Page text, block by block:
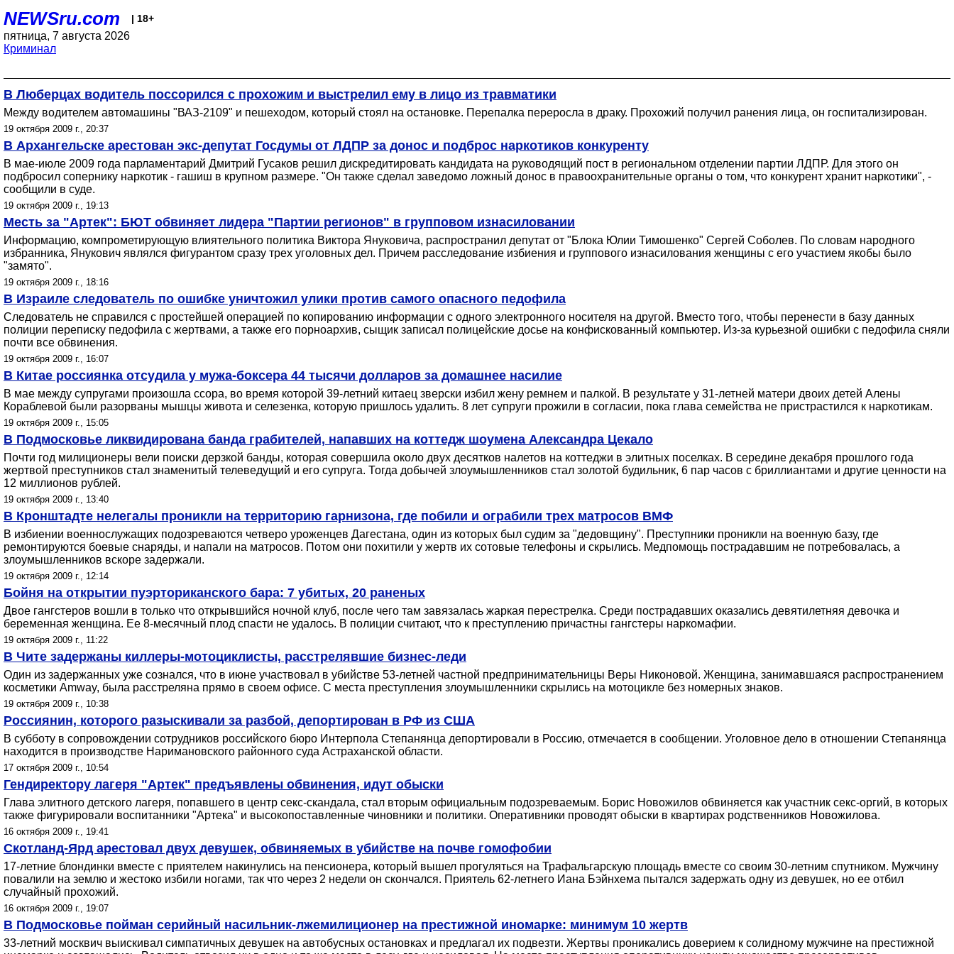
NEWSru.com | 18+
пятница, 7 августа 2026
Криминал
В Люберцах водитель поссорился с прохожим и выстрелил ему в лицо из травматики
Между водителем автомашины "ВАЗ-2109" и пешеходом, который стоял на остановке. Перепалка переросла в драку. Прохожий получил ранения лица, он госпитализирован.
19 октября 2009 г., 20:37
В Архангельске арестован экс-депутат Госдумы от ЛДПР за донос и подброс наркотиков конкуренту
В мае-июле 2009 года парламентарий Дмитрий Гусаков решил дискредитировать кандидата на руководящий пост в региональном отделении партии ЛДПР. Для этого он
подбросил сопернику наркотик - гашиш в крупном размере. "Он также сделал заведомо ложный донос в правоохранительные органы о том, что конкурент хранит наркотики", -
сообщили в суде.
19 октября 2009 г., 19:13
Месть за "Артек": БЮТ обвиняет лидера "Партии регионов" в групповом изнасиловании
Информацию, компрометирующую влиятельного политика Виктора Януковича, распространил депутат от "Блока Юлии Тимошенко" Сергей Соболев. По словам народного
избранника, Янукович являлся фигурантом сразу трех уголовных дел. Причем расследование избиения и группового изнасилования женщины с его участием якобы было
"замято".
19 октября 2009 г., 18:16
В Израиле следователь по ошибке уничтожил улики против самого опасного педофила
Следователь не справился с простейшей операцией по копированию информации с одного электронного носителя на другой. Вместо того, чтобы перенести в базу данных
полиции переписку педофила с жертвами, а также его порноархив, сыщик записал полицейские досье на конфискованный компьютер. Из-за курьезной ошибки с педофила сняли
почти все обвинения.
19 октября 2009 г., 16:07
В Китае россиянка отсудила у мужа-боксера 44 тысячи долларов за домашнее насилие
В мае между супругами произошла ссора, во время которой 39-летний китаец зверски избил жену ремнем и палкой. В результате у 31-летней матери двоих детей Алены
Кораблевой были разорваны мышцы живота и селезенка, которую пришлось удалить. 8 лет супруги прожили в согласии, пока глава семейства не пристрастился к наркотикам.
19 октября 2009 г., 15:05
В Подмосковье ликвидирована банда грабителей, напавших на коттедж шоумена Александра Цекало
Почти год милиционеры вели поиски дерзкой банды, которая совершила около двух десятков налетов на коттеджи в элитных поселках. В середине декабря прошлого года
жертвой преступников стал знаменитый телеведущий и его супруга. Тогда добычей злоумышленников стал золотой будильник, 6 пар часов с бриллиантами и другие ценности на
12 миллионов рублей.
19 октября 2009 г., 13:40
В Кронштадте нелегалы проникли на территорию гарнизона, где побили и ограбили трех матросов ВМФ
В избиении военнослужащих подозреваются четверо уроженцев Дагестана, один из которых был судим за "дедовщину". Преступники проникли на военную базу, где
ремонтируются боевые снаряды, и напали на матросов. Потом они похитили у жертв их сотовые телефоны и скрылись. Медпомощь пострадавшим не потребовалась, а
злоумышленников вскоре задержали.
19 октября 2009 г., 12:14
Бойня на открытии пуэрториканского бара: 7 убитых, 20 раненых
Двое гангстеров вошли в только что открывшийся ночной клуб, после чего там завязалась жаркая перестрелка. Среди пострадавших оказались девятилетняя девочка и
беременная женщина. Ее 8-месячный плод спасти не удалось. В полиции считают, что к преступлению причастны гангстеры наркомафии.
19 октября 2009 г., 11:22
В Чите задержаны киллеры-мотоциклисты, расстрелявшие бизнес-леди
Один из задержанных уже сознался, что в июне участвовал в убийстве 53-летней частной предпринимательницы Веры Никоновой. Женщина, занимавшаяся распространением
косметики Amway, была расстреляна прямо в своем офисе. С места преступления злоумышленники скрылись на мотоцикле без номерных знаков.
19 октября 2009 г., 10:38
Россиянин, которого разыскивали за разбой, депортирован в РФ из США
В субботу в сопровождении сотрудников российского бюро Интерпола Степанянца депортировали в Россию, отмечается в сообщении. Уголовное дело в отношении Степанянца
находится в производстве Наримановского районного суда Астраханской области.
17 октября 2009 г., 10:54
Гендиректору лагеря "Артек" предъявлены обвинения, идут обыски
Глава элитного детского лагеря, попавшего в центр секс-скандала, стал вторым официальным подозреваемым. Борис Новожилов обвиняется как участник секс-оргий, в которых
также фигурировали воспитанники "Артека" и высокопоставленные чиновники и политики. Оперативники проводят обыски в квартирах родственников Новожилова.
16 октября 2009 г., 19:41
Скотланд-Ярд арестовал двух девушек, обвиняемых в убийстве на почве гомофобии
17-летние блондинки вместе с приятелем накинулись на пенсионера, который вышел прогуляться на Трафальгарскую площадь вместе со своим 30-летним спутником. Мужчину
повалили на землю и жестоко избили ногами, так что через 2 недели он скончался. Приятель 62-летнего Иана Бэйнхема пытался задержать одну из девушек, но ее отбил
случайный прохожий.
16 октября 2009 г., 19:07
В Подмосковье пойман серийный насильник-лжемилиционер на престижной иномарке: минимум 10 жертв
33-летний москвич выискивал симпатичных девушек на автобусных остановках и предлагал их подвезти. Жертвы проникались доверием к солидному мужчине на престижной